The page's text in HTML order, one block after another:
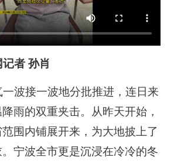
者 孙肖
一波接一波地分批推进，连日来
雨的双重夹击。从昨天开始，
围内铺展开来，为大地披上了
宁波全市更是沉浸在冷冷的冬